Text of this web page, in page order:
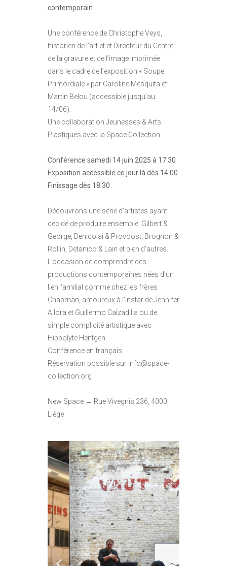
contemporain
Une conférence de Christophe Veys,
historien de l’art et et Directeur du Centre
de la gravure et de l’image imprimée
dans le cadre de l’exposition « Soupe
Primordiale » par Caroline Mesquita et
Martin Belou (accessible jusqu’au
14/06).
Une collaboration Jeunesses & Arts
Plastiques avec la Space Collection
Conférence samedi 14 juin 2025 à 17:30
Exposition accessible ce jour là dès 14:00
Finissage dès 18:30
Découvrons une série d’artistes ayant
décidé de produire ensemble: Gilbert &
George, Denicolai & Provoost, Brognon &
Rollin, Detanico & Lain et bien d’autres.
L’occasion de comprendre des
productions contemporaines nées d’un
lien familial comme chez les frères
Chapman, amoureux à l’instar de Jennifer
Allora et Guillermo Calzadilla ou de
simple complicité artistique avec
Hippolyte Hentgen.
Conférence en français.
Réservation possible sur info@space-
collection.org
New Space → Rue Vivegnis 236, 4000
Liège